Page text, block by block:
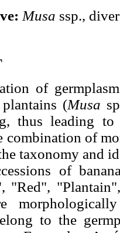
Musa ssp.,
of
plantains (Musa
thus leading to
combination of
taxonomy and
of
"Red",
to the